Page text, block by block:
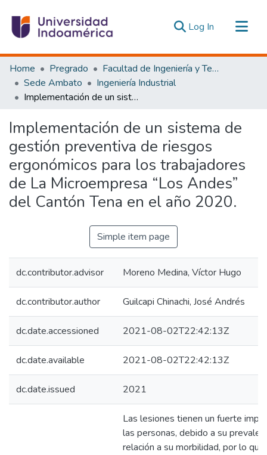
Log In (current)
Communities & Collections
All of DSpace
Statistics
Home Pregrado
Facultad de Ingeniería y Tecnologías de la Información y la Comunicación
Sede Ambato
Ingeniería Industrial
Implementación de un sistema de gestión preventiva de riesgos ergonómicos para los trabajadores de La Microempresa “Los Andes” del Cantón Tena en el año 2020.
Implementación de un sistema de
gestión preventiva de riesgos
ergonómicos para los trabajadores
de La Microempresa “Los Andes”
del Cantón Tena en el año 2020.
Simple item page
dc.contributor.advisor Moreno Medina, Víctor Hugo
dc.contributor.author Guilcapi Chinachi, José Andrés
dc.date.accessioned 2021-08-02T22:42:13Z
dc.date.available 2021-08-02T22:42:13Z
dc.date.issued 2021
Las lesiones tienen un fuerte
las personas, debido a su
relación a su morbilidad, por lo